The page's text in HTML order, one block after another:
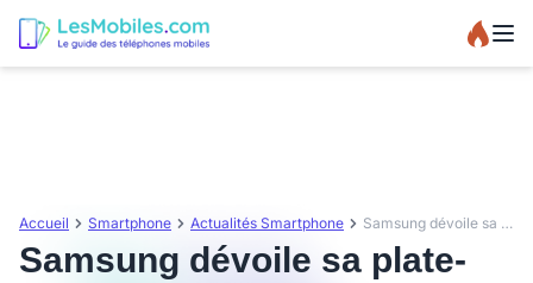
Accueil Smartphone Actualités Smartphone Samsung dévoile sa plate-forme « bada »
Samsung dévoile sa plate-